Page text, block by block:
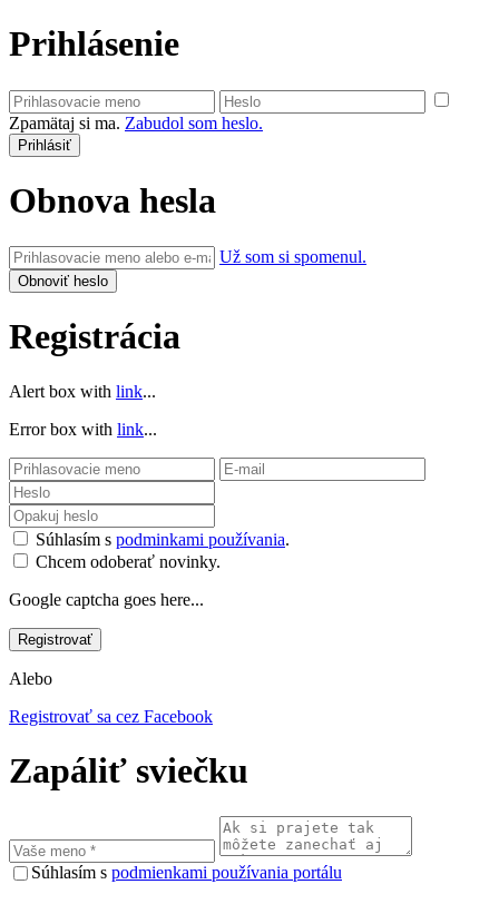
Prihlásenie
Zpamätaj si ma. Zabudol som heslo.
Obnova hesla
Už som si spomenul.
Registrácia
Alert box with link...
Error box with link...
Súhlasím s podminkami používania.
Chcem odoberať novinky.
Google captcha goes here...
Alebo
Registrovať sa cez Facebook
Zapáliť sviečku
Súhlasím s podmienkami používania portálu